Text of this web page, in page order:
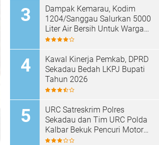
Dampak Kemarau, Kodim
1204/Sanggau Salurkan 5000
Liter Air Bersih Untuk Warga
Desa Entakai
Kawal Kinerja Pemkab, DPRD
Sekadau Bedah LKPJ Bupati
Tahun 2026
URC Satreskrim Polres
Sekadau dan Tim URC Polda
Kalbar Bekuk Pencuri Motor
KLX, Satu Pelaku Masih